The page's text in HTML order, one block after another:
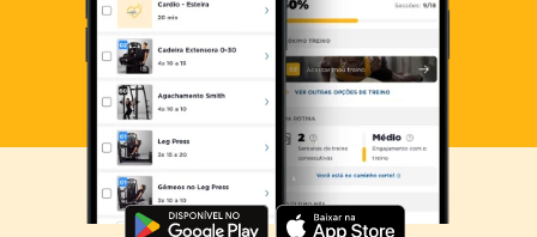
Baixe agora o Smart Fit App